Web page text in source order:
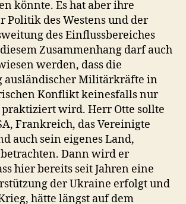
könnte. Es hat aber ihre
Politik des Westens und der
des Einflussbereiches
Zusammenhang darf auch
werden, dass die
ausländischer Militärkräfte in
Konflikt keinesfalls nur
praktiziert wird. Herr Otte sollte
Frankreich, das Vereinigte
auch sein eigenes Land,
Dann wird er
hier bereits seit Jahren eine
der Ukraine erfolgt und
hätte längst auf dem